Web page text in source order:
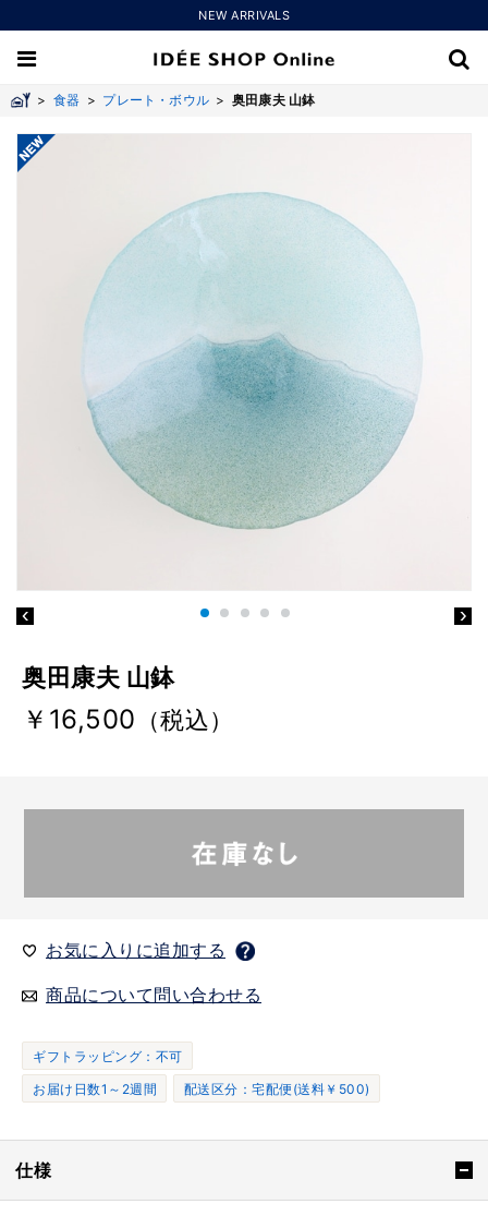
NEW ARRIVALS
> 食器 > プレート・ボウル >奥田康夫 山鉢
奥田康夫 山鉢
￥16,500 （税込）
お気に入りに追加する
商品について問い合わせる
ギフトラッピング：不可
お届け日数1～2週間
配送区分：宅配便(送料￥500)
仕様